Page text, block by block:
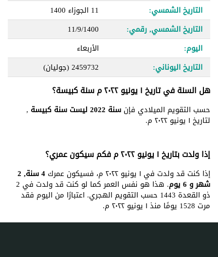
التاريخ الشمسي:
11 الجوزاء 1400
التاريخ الشمسي, رقمي:
11/9/1400
اليوم:
الأربعاء
التاريخ اليوناني:
2459732(جوليان)
هل السنة في تاريخ ١ يونيو ٢٠٢٢ م سنة كبيسة؟
حسب التقويم الميلادي فإن سنة 2022 ليست سنة كبيسة ,
لتاريخ ١ يونيو ٢٠٢٢ م.
إذا ولدت بتاريخ ١ يونيو ٢٠٢٢ م فكم سيكون عمري؟
إذا كنت قد ولدت في ١ يونيو ٢٠٢٢ م، فسيكون عمرك 4 سنة, 2
شهر و 6 يوم . هذا هو نفس العمر كما لو كنت قد ولدت في 2
ذو القعدة 1443 حسب التقويم الهجري. اعتبارًا من اليوم فقد
مرت 1528 يومًا منذ ١ يونيو ٢٠٢٢ م.